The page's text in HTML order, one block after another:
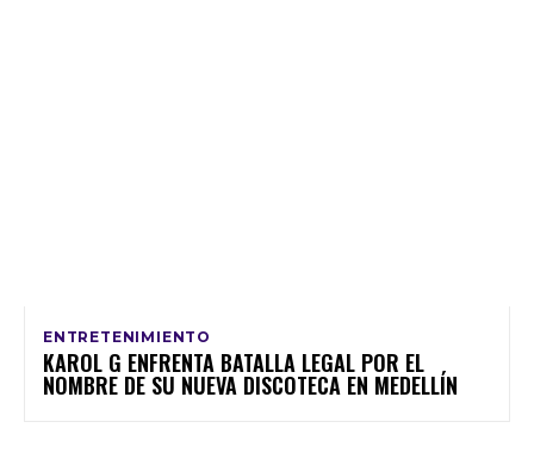
ENTRETENIMIENTO
KAROL G ENFRENTA BATALLA LEGAL POR EL
NOMBRE DE SU NUEVA DISCOTECA EN MEDELLÍN